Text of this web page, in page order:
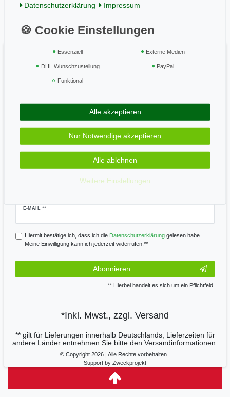
Zahlung und Versand
Zahle bequem per
Wir versenden mit
E-MAIL **
Newsletter
Hiermit bestätige ich, dass ich die Daten­schutz­erklärunggelesen habe.
Meine Einwilligung kann ich jederzeit widerrufen.**
Abonnieren
** Hierbei handelt es sich um ein Pflichtfeld.
*Inkl. Mwst., zzgl. Versand
** gilt für Lieferungen innerhalb Deutschlands, Lieferzeiten für
andere Länder entnehmen Sie bitte den Versandinformationen.
© Copyright 2026 | Alle Rechte vorbehalten.
Support by Zweckprojekt
Daten­schutz­erklärung
Impressum
Essenziell Externe Medien
DHL Wunschzustellung PayPal
Funktional
Alle akzeptieren
Nur Notwendige akzeptieren
Alle ablehnen
Weitere Einstellungen